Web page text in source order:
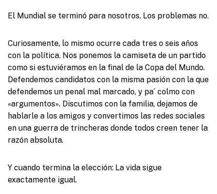
El Mundial se terminó para nosotros. Los problemas no.
Curiosamente, lo mismo ocurre cada tres o seis años
con la política. Nos ponemos la camiseta de un partido
como si estuviéramos en la final de la Copa del Mundo.
Defendemos candidatos con la misma pasión con la que
defendemos un penal mal marcado, y pa´ colmo con
«argumentos». Discutimos con la familia, dejamos de
hablarle a los amigos y convertimos las redes sociales
en una guerra de trincheras donde todos creen tener la
razón absoluta.
Y cuando termina la elección: La vida sigue
exactamente igual.